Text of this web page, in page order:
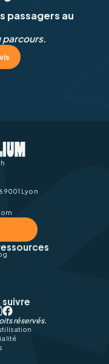
passagers au
Lyon
suivre
réservés.